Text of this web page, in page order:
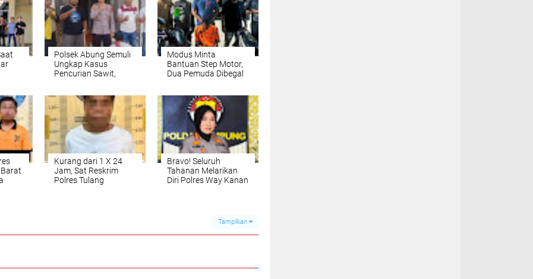
Polsek Abung Semuli
Ungkap Kasus
Pencurian Sawit,
Modus Minta
Bantuan Step Motor,
Dua Pemuda Dibegal
Berhasil Ditangkap,
Satu Lagi Buronan
Kurang dari 1 X 24
Jam, Sat Reskrim
Polres Tulang
Bravo! Seluruh
Tahanan Melarikan
Diri Polres Way Kanan
Tampilkan